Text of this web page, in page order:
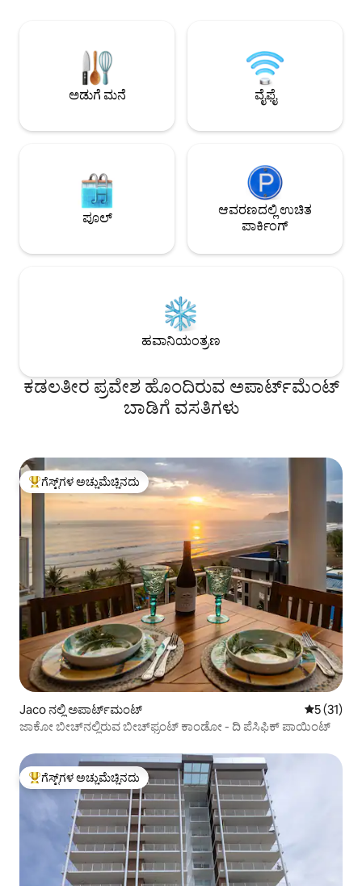
ಸರ್ಫಿಂಗ್‌ನಿಂದ ಹಿಡಿದು ಮಳೆಕಾಡು ಜಲಪಾತದ
ಹೈಕ್‌ಗಳು, ATV ಪ್ರವಾಸಗಳು, ವೈಟ್‌ವಾಟರ್
ರಾಫ್ಟಿಂಗ್ ಮತ್ತು ಜಿಪ್ ಲೈನಿಂಗ್ ಇತ್ಯಾದಿ ಎಲ್ಲವೂ ಇವೆ.
ಪುರಾ ವಿಡಾ ಅತ್ಯುತ್ತಮವಾಗಿದೆ!!
ಬೀಚ್ ಪ್ರವೇಶ,
ಪೂಲ್ ಮತ್ತು
ಸಾಂದರ್ಭಿಕ ಶಬ್ದ,
ಅಡಚಣೆಗಳು
ಅಡುಗೆ ಮನೆ ವೈಫೈ
ಪೂಲ್
ಆವರಣದಲ್ಲಿ ಉಚಿತ
ಪಾರ್ಕಿಂಗ್
ಹವಾನಿಯಂತ್ರಣ
ಕಡಲತೀರ ಪ್ರವೇಶ ಹೊಂದಿರುವ ಅಪಾರ್ಟ್‌ಮೆಂಟ್
ಬಾಡಿಗೆ ವಸತಿಗಳು
ಗೆಸ್ಟ್‌ಗಳಿಗೆ ಅತಿ ಹೆಚ್ಚು ಅಚ್ಚುಮೆಚ್ಚಿನದು
ಗೆಸ್ಟ್‌ಗಳ ಅಚ್ಚುಮೆಚ್ಚಿನದು
Jaco ನಲ್ಲಿ ಅಪಾರ್ಟ್‌ಮಂಟ್ 5 ರಲ್ಲಿ 5
5 (31)
ಜಾಕೋ ಬೀಚ್‌ನಲ್ಲಿರುವ ಬೀಚ್‌ಫ್ರಂಟ್ ಕಾಂಡೋ - ದಿ ಪೆಸಿಫಿಕ್ ಪಾಯಿಂಟ್
ಗೆಸ್ಟ್‌ಗಳಿಗೆ ಅತಿ ಹೆಚ್ಚು ಅಚ್ಚುಮೆಚ್ಚಿನದು
ಗೆಸ್ಟ್‌ಗಳ ಅಚ್ಚುಮೆಚ್ಚಿನದು